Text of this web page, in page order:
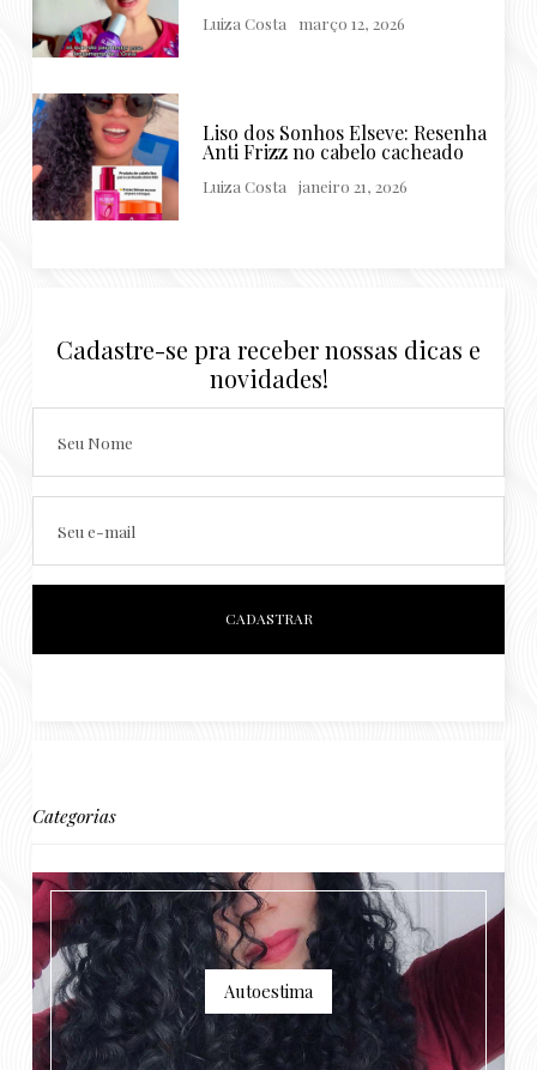
Luiza Costa março 12, 2026
Liso dos Sonhos Elseve: Resenha
Anti Frizz no cabelo cacheado
Luiza Costa janeiro 21, 2026
Cadastre-se pra receber nossas dicas e
novidades!
Seu Nome
Seu e-mail
Categorias
Autoestima